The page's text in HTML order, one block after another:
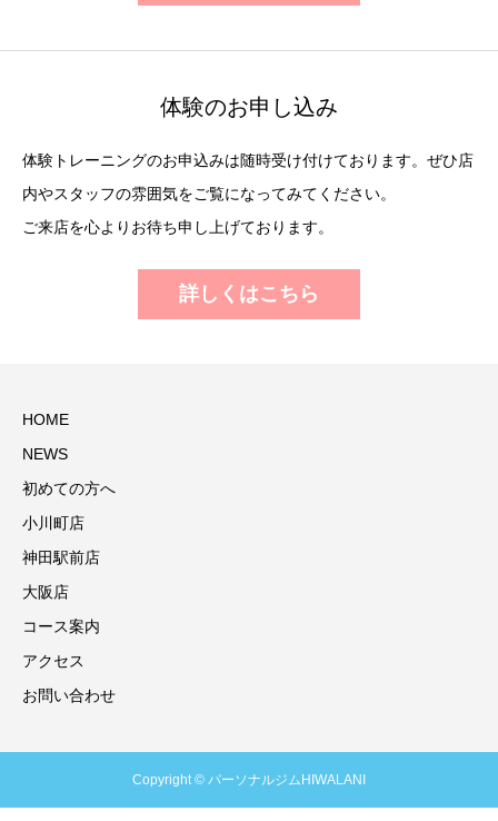
体験のお申し込み
体験トレーニングのお申込みは随時受け付けております。ぜひ店
内やスタッフの雰囲気をご覧になってみてください。
ご来店を心よりお待ち申し上げております。
詳しくはこちら
HOME
NEWS
初めての方へ
小川町店
神田駅前店
大阪店
コース案内
アクセス
お問い合わせ
Copyright © パーソナルジムHIWALANI